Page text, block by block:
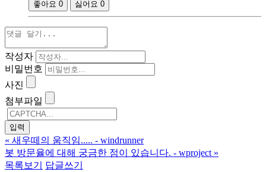
좋아요 0 싫어요 0
작성자
비밀번호
사진
첨부파일
« 새우떼의 움직임..... - windrunner
봇 방문율에 대해 궁금한 점이 있습니다. - wproject »
목록보기
답글쓰기